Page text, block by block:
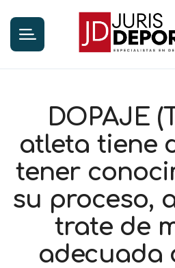
DOPAJE
atleta tiene
tener
su proceso,
trate de
adecuada